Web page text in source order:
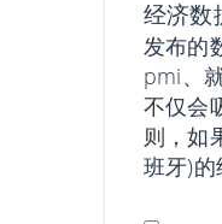
经济数
发布的
pmi、
不仅会
则，如
班牙)的